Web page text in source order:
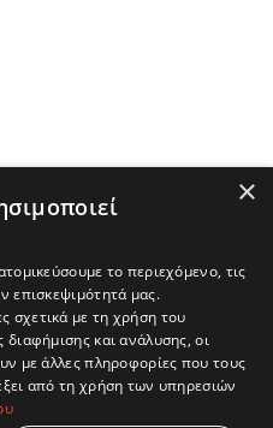
×
το περιεχόμενο, τις
επισκεψιμότητά μας.
σχετικά με τη χρήση του
και ανάλυσης, οι
με άλλες πληροφορίες που τους
από τη χρήση των υπηρεσιών